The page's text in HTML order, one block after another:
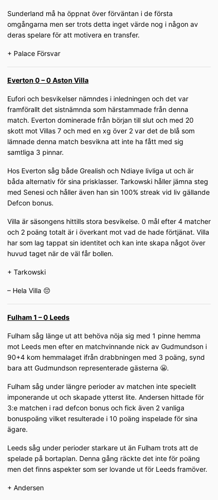
Sunderland må ha öppnat över förväntan i de första
omgångarna men ser trots detta inget värde nog i någon av
deras spelare för att motivera en transfer.
+ Palace Försvar
Everton 0 – 0 Aston Villa
Eufori och besvikelser nämndes i inledningen och det var
framförallt det sistnämnda som härstammade från denna
match. Everton dominerade från början till slut och med 20
skott mot Villas 7 och med en xg över 2 var det de blå som
lämnade denna match besvikna att inte ha fått med sig
samtliga 3 pinnar.
Hos Everton såg både Grealish och Ndiaye livliga ut och är
båda alternativ för sina prisklasser. Tarkowski håller jämna steg
med Senesi och håller även han sin 100% streak vid liv gällande
Defcon bonus.
Villa är säsongens hittills stora besvikelse. 0 mål efter 4 matcher
och 2 poäng totalt är i överkant mot vad de hade förtjänat. Villa
har som lag tappat sin identitet och kan inte skapa något över
huvud taget när de väl får bollen.
+ Tarkowski
– Hela Villa 😔
Fulham 1 – 0 Leeds
Fulham såg länge ut att behöva nöja sig med 1 pinne hemma
mot Leeds men efter en matchvinnande nick av Gudmundson i
90+4 kom hemmalaget ifrån drabbningen med 3 poäng, synd
bara att Gudmundson representerade gästerna 😬.
Fulham såg under längre perioder av matchen inte speciellt
imponerande ut och skapade ytterst lite. Andersen hittade för
3:e matchen i rad defcon bonus och fick även 2 vanliga
bonuspoäng vilket resulterade i 10 poäng inspelade för sina
ägare.
Leeds såg under perioder starkare ut än Fulham trots att de
spelade på bortaplan. Denna gång räckte det inte för poäng
men det finns aspekter som ser lovande ut för Leeds framöver.
+ Andersen